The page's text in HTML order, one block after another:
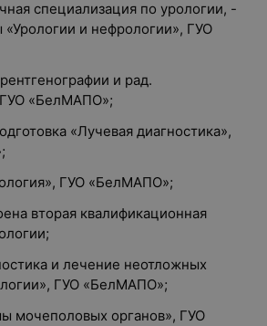
специализация по урологии, -
«Урологии и нефрологии», ГУО
и рад.
ГУО «БелМАПО»;
«Лучевая диагностика»,
ГУО «БелМАПО»;
вторая квалификационная
и лечение неотложных
ГУО «БелМАПО»;
мочеполовых органов», ГУО